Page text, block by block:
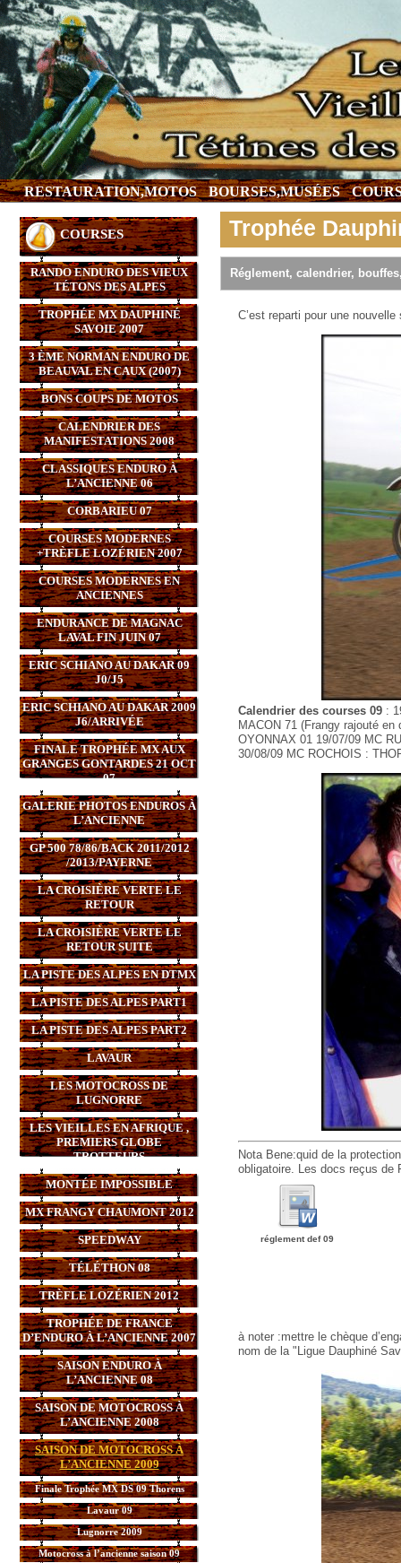
RESTAURATION,MOTOS BOURSES,MUSÉES
COURSES
RANDO ENDURO DES VIEUX
TÉTONS DES ALPES
TROPHÉE MX DAUPHINÉ
SAVOIE 2007
3 ÈME NORMAN ENDURO DE
BEAUVAL EN CAUX (2007)
BONS COUPS DE MOTOS
CALENDRIER DES
MANIFESTATIONS 2008
CLASSIQUES ENDURO À
L’ANCIENNE 06
CORBARIEU 07
COURSES MODERNES
+TRÈFLE LOZÉRIEN 2007
COURSES MODERNES EN
ANCIENNES
ENDURANCE DE MAGNAC
LAVAL FIN JUIN 07
ERIC SCHIANO AU DAKAR 09
J0/J5
ERIC SCHIANO AU DAKAR 2009
J6/ARRIVÉE
FINALE TROPHÉE MX AUX
GRANGES GONTARDES 21 OCT
07
GALERIE PHOTOS ENDUROS À
L’ANCIENNE
GP 500 78/86/BACK 2011/2012
/2013/PAYERNE
LA CROISIÈRE VERTE LE
RETOUR
LA CROISIÈRE VERTE LE
RETOUR SUITE
LA PISTE DES ALPES EN DTMX
LA PISTE DES ALPES PART1
LA PISTE DES ALPES PART2
LAVAUR
LES MOTOCROSS DE
LUGNORRE
LES VIEILLES EN AFRIQUE ,
PREMIERS GLOBE
TROTTEURS
MONTÉE IMPOSSIBLE
MX FRANGY CHAUMONT 2012
SPEEDWAY
TÉLÉTHON 08
TRÈFLE LOZÉRIEN 2012
TROPHÉE DE FRANCE
D’ENDURO À L’ANCIENNE 2007
SAISON ENDURO À
L’ANCIENNE 08
SAISON DE MOTOCROSS À
L’ANCIENNE 2008
SAISON DE MOTOCROSS À
L’ANCIENNE 2009
Finale Trophée MX DS 09 Thorens
Lavaur 09
Lugnorre 2009
Motocross à l’ancienne saison 09
Trophée
Réglement, calendrier,
C’est reparti pour une
Calendrier des courses 09 :
MACON 71 (Frangy rajouté
OYONNAX 01 19/07/09 MC
30/08/09 MC ROCHOIS :
Nota Bene:quid de la
obligatoire. Les docs reçus de
réglement def 09
à noter :mettre le chèque
nom de la "Ligue Dauphiné